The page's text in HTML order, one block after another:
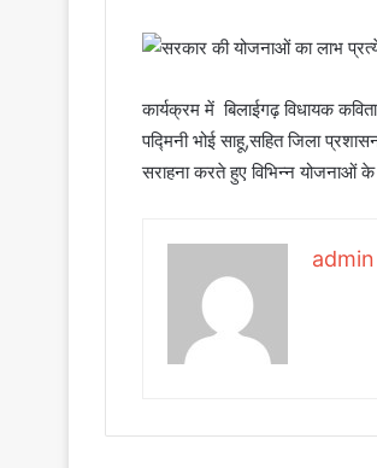
कार्यक्रम में बिलाईगढ़ विधायक
पद्मिनी भोई साहू,सहित जिला
सराहना करते हुए विभिन्न योजनाओं
admin